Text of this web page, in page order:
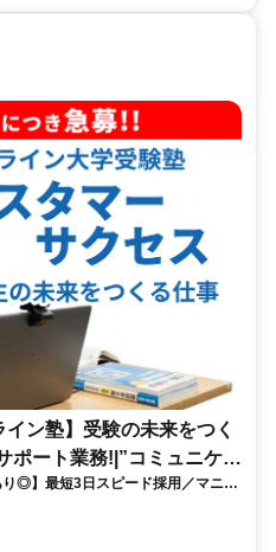
イン塾】受験の未来をつく
ポート業務!|”コミュニケー
リモート勤務」
り◎】最短3日スピード採用／マニュ
境です！